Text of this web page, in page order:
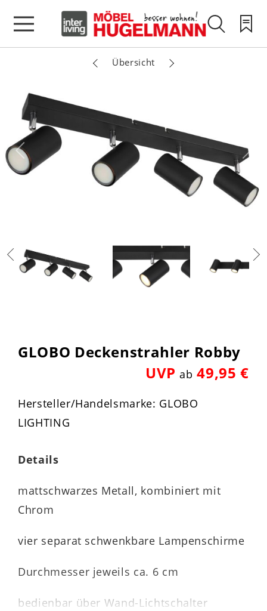
Übersicht
GLOBO Deckenstrahler Robby
UVPab 49,95 €
Hersteller/Handelsmarke: GLOBO
LIGHTING
Details
mattschwarzes Metall, kombiniert mit
Chrom
vier separat schwenkbare Lampenschirme
Durchmesser jeweils ca. 6 cm
bedienbar über Wand-Lichtschalter